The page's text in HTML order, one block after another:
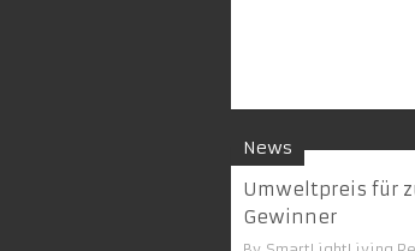
News
Umweltpreis für
Gewinner